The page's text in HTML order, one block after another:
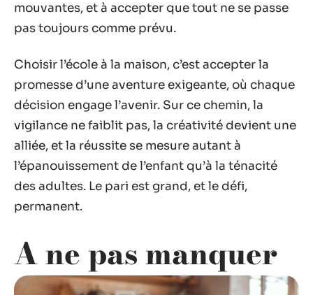
mouvantes, et à accepter que tout ne se passe
pas toujours comme prévu.
Choisir l’école à la maison, c’est accepter la
promesse d’une aventure exigeante, où chaque
décision engage l’avenir. Sur ce chemin, la
vigilance ne faiblit pas, la créativité devient une
alliée, et la réussite se mesure autant à
l’épanouissement de l’enfant qu’à la ténacité
des adultes. Le pari est grand, et le défi,
permanent.
A ne pas manquer